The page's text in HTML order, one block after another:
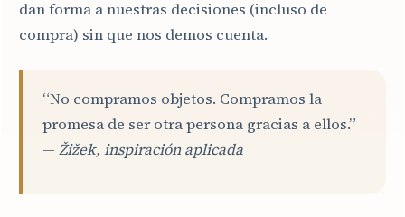
dan forma a nuestras decisiones (incluso de
compra) sin que nos demos cuenta.
“No compramos objetos. Compramos la
promesa de ser otra persona gracias a ellos.”
—Žižek, inspiración aplicada